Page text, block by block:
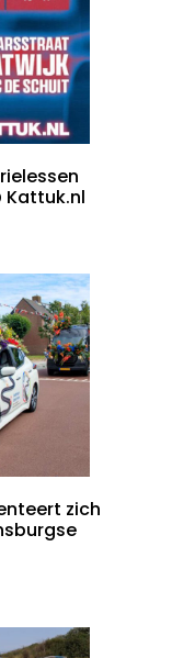
Kattuk.nl
zich